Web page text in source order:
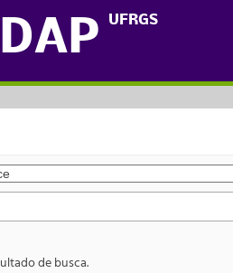
UFRGS
de busca.